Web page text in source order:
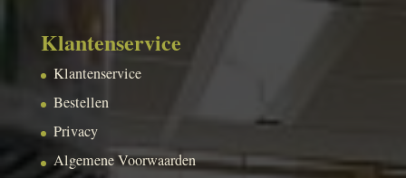
Klantenservice
Klantenservice
Bestellen
Privacy
Algemene Voorwaarden